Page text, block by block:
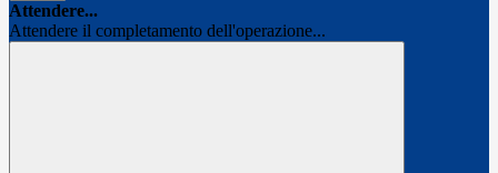
Attendere...
Attendere il completamento dell'operazione...